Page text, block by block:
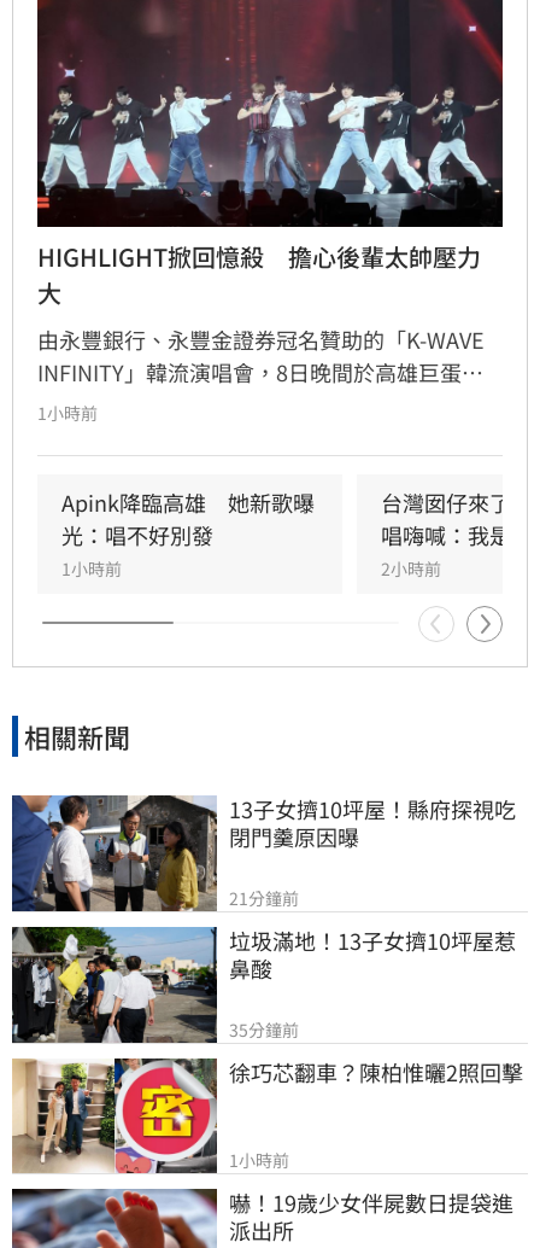
HIGHLIGHT掀回憶殺　擔心後輩太帥壓力
大
由永豐銀行、永豐金證券冠名贊助的「K-WAVE
INFINITY」韓流演唱會，8日晚間於高雄巨蛋熱
力開唱，集結NEWBEAT、FLARE U、CRAVITY、
熱情應援，尖叫與歡呼聲一路未停，最後由
HIGHLIGHT壓軸接管舞台，將現場氣氛推向最高
潮。
1小時前
Apink降臨高雄　她新歌曝
光：唱不好別發
1小時前
台灣囡仔來了
唱嗨喊：我是誰
2小時前
相關新聞
13子女擠10坪屋！縣府探視吃
閉門羹原因曝
21分鐘前
垃圾滿地！13子女擠10坪屋惹
鼻酸
35分鐘前
徐巧芯翻車？陳柏惟曬2照回擊
1小時前
嚇！19歲少女伴屍數日提袋進
派出所